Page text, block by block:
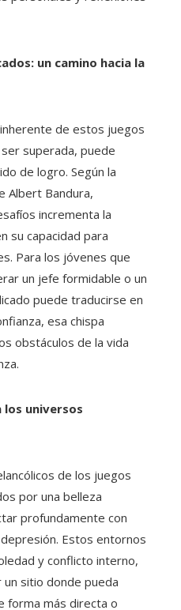
un camino hacia la
de estos juegos
superada, puede
de logro. Según la
Albert Bandura,
incrementa la
su capacidad para
Para los jóvenes que
un jefe formidable o un
puede traducirse en
esa chispa
obstáculos de la vida
los universos
de los juegos
por una belleza
profundamente con
Estos entornos
y conflicto interno,
sitio donde pueda
forma más directa o